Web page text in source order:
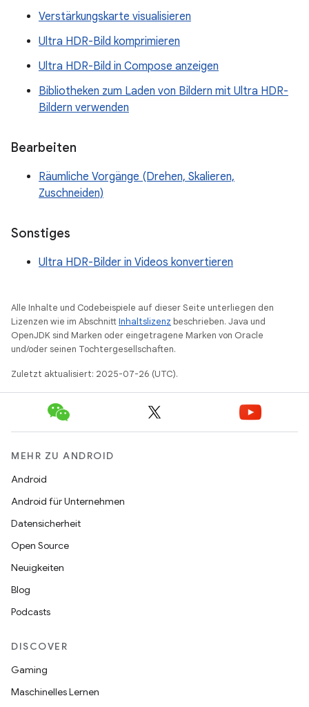
Verstärkungskarte visualisieren
Ultra HDR-Bild komprimieren
Ultra HDR-Bild in Compose anzeigen
Bibliotheken zum Laden von Bildern mit Ultra HDR-
Bildern verwenden
Bearbeiten
Räumliche Vorgänge (Drehen, Skalieren,
Zuschneiden)
Sonstiges
Ultra HDR-Bilder in Videos konvertieren
Alle Inhalte und Codebeispiele auf dieser Seite unterliegen den
Lizenzen wie im AbschnittInhaltslizenz beschrieben. Java und
OpenJDK sind Marken oder eingetragene Marken von Oracle
und/oder seinen Tochtergesellschaften.
Zuletzt aktualisiert: 2025-07-26 (UTC).
MEHR ZU ANDROID
Android
Android für Unternehmen
Datensicherheit
Open Source
Neuigkeiten
Blog
Podcasts
DISCOVER
Gaming
Maschinelles Lernen